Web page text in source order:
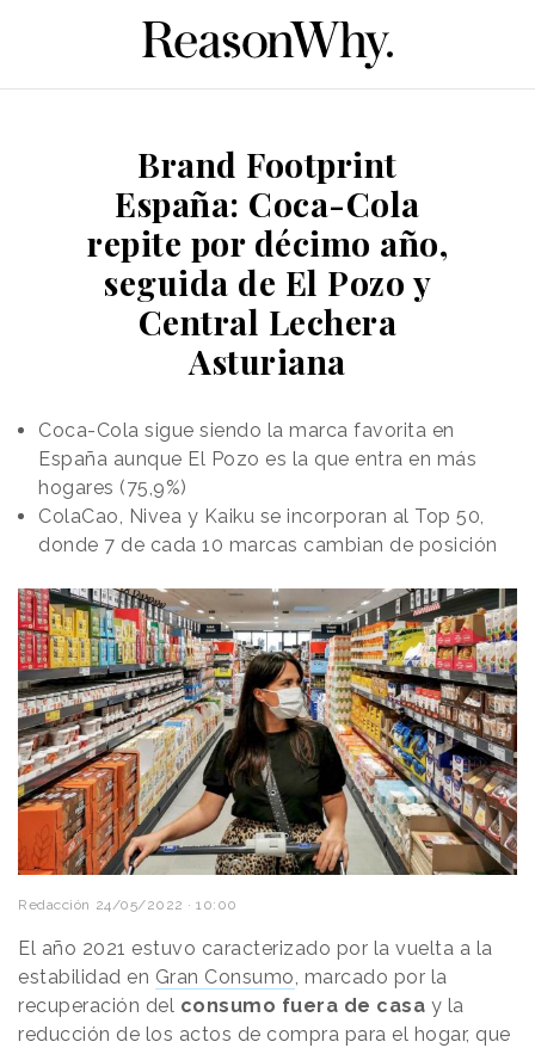
Brand Footprint
España: Coca-Cola
repite por décimo año,
seguida de El Pozo y
Central Lechera
Asturiana
Coca-Cola sigue siendo la marca favorita en
España aunque El Pozo es la que entra en más
hogares (75,9%)
ColaCao, Nivea y Kaiku se incorporan al Top 50,
donde 7 de cada 10 marcas cambian de posición
Redacción 24/05/2022 · 10:00
El año 2021 estuvo caracterizado por la vuelta a la
estabilidad en Gran Consumo, marcado por la
recuperación del consumo fuera de casa y la
reducción de los actos de compra para el hogar, que